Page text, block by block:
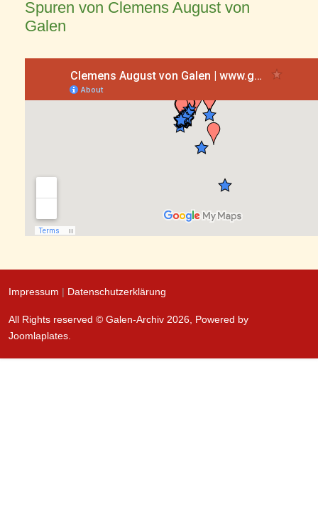
Spuren von Clemens August von
Galen
Impressum | Datenschutzerklärung
All Rights reserved © Galen-Archiv 2026, Powered by
Joomlaplates